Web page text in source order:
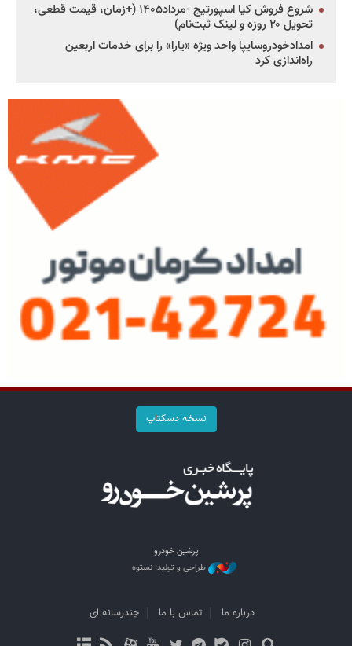
شروع فروش کیا اسپورتیج -مرداد۱۴۰۵ (+زمان، قیمت قطعی،
تحویل ۲۰ روزه و لینک ثبت‌نام)
امدادخودروسایپا واحد ویژه «یارا» را برای خدمات اربعین
راه‌اندازی کرد
نسخه دسکتاپ
پرشین خودرو
طراحی و تولید: نستوه
درباره ما تماس با ما چندرسانه ای